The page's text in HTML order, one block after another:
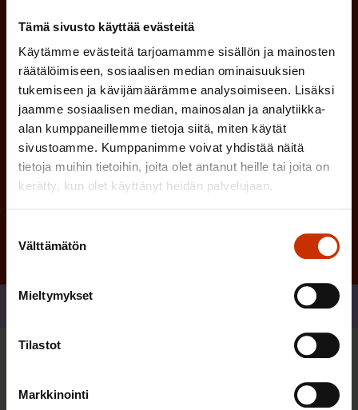
Tämä sivusto käyttää evästeitä
Käytämme evästeitä tarjoamamme sisällön ja mainosten
räätälöimiseen, sosiaalisen median ominaisuuksien
tukemiseen ja kävijämäärämme analysoimiseen. Lisäksi
jaamme sosiaalisen median, mainosalan ja analytiikka-
alan kumppaneillemme tietoja siitä, miten käytät
sivustoamme. Kumppanimme voivat yhdistää näitä
tietoja muihin tietoihin, joita olet antanut heille tai joita on
kerätty, kun olet käyttänyt heidän palvelujaan.
valinta
Välttämätön
Mieltymykset
Tilastot
Markkinointi
Tilaa